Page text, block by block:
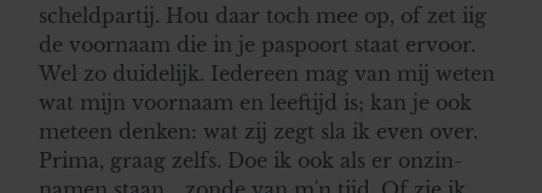
scheldpartij. Hou daar toch mee op, of zet iig
de voornaam die in je paspoort staat ervoor.
Wel zo duidelijk. Iedereen mag van mij weten
wat mijn voornaam en leeftijd is; kan je ook
meteen denken: wat zij zegt sla ik even over.
Prima, graag zelfs. Doe ik ook als er onzin-